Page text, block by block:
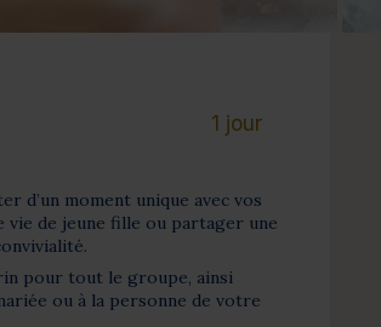
1 jour
d’un moment unique avec vos
de jeune fille ou partager une
pour tout le groupe, ainsi
ou à la personne de votre